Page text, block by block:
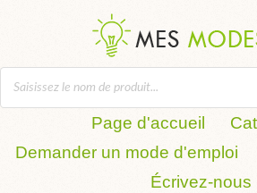
Page d'accueil
Demander un mode d'emploi
Écrivez-nous